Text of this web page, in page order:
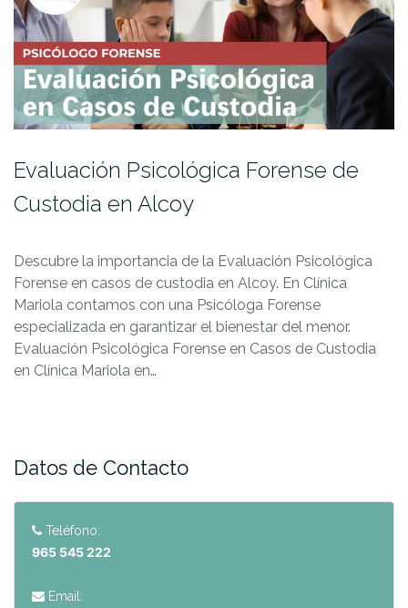
Evaluación Psicológica Forense de
Custodia en Alcoy
Descubre la importancia de la Evaluación Psicológica
Forense en casos de custodia en Alcoy. En Clínica
Mariola contamos con una Psicóloga Forense
especializada en garantizar el bienestar del menor.
Evaluación Psicológica Forense en Casos de Custodia
en Clínica Mariola en…
Datos de Contacto
Teléfono:
965 545 222
Email: